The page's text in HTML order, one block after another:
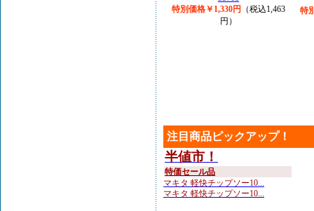
特別価格￥1,330円
（税込1,463
円）
特
注目商品ピックアップ！
半値市！
特価セール品
マキタ 軽快チップソー10...
マキタ 軽快チップソー10...